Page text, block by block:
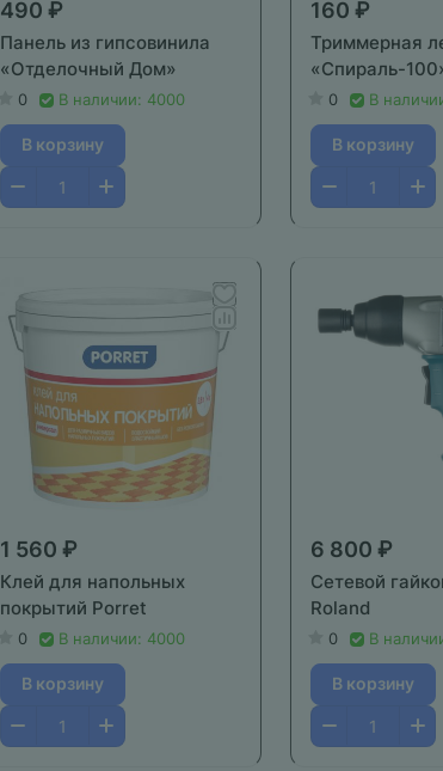
490 ₽
Панель из гипсовинила
«Отделочный Дом»
0 В наличии: 4000
В корзину
160 ₽
Триммерная
«Спираль-
0 В
В корзину
1 560 ₽
Клей для напольных
покрытий Porret
0 В наличии: 4000
В корзину
6 800 ₽
Сетевой
Roland
0 В
В корзину